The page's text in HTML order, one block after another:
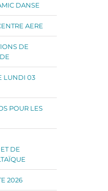
DANSE
AERE
DE
LUNDI 03
POUR LES
DE
2026